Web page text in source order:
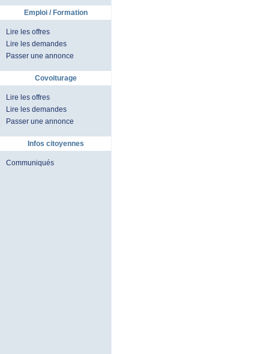
Emploi / Formation
Lire les offres
Lire les demandes
Passer une annonce
Covoiturage
Lire les offres
Lire les demandes
Passer une annonce
Infos citoyennes
Communiqués